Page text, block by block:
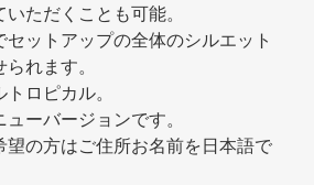
ただくことも可能。
ットアップの全体のシルエット
れます。
ロピカル。
ーバージョンです。
望の方はご住所お名前を日本語で